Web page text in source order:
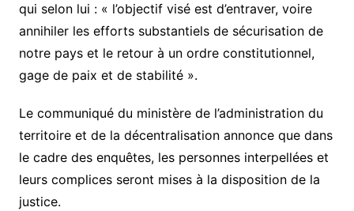
qui selon lui : « l’objectif visé est d’entraver, voire
annihiler les efforts substantiels de sécurisation de
notre pays et le retour à un ordre constitutionnel,
gage de paix et de stabilité ».
Le communiqué du ministère de l’administration du
territoire et de la décentralisation annonce que dans
le cadre des enquêtes, les personnes interpellées et
leurs complices seront mises à la disposition de la
justice.